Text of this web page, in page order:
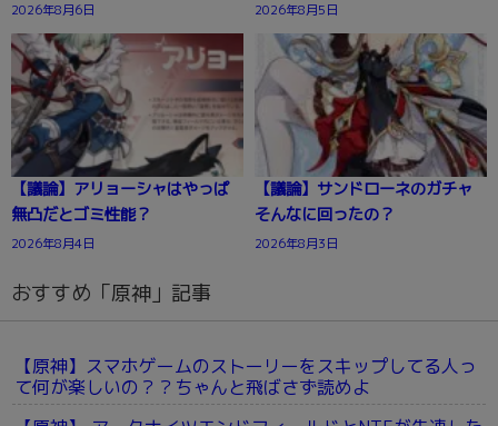
2026年8月6日 2026年8月5日
【議論】アリョーシャはやっぱ
無凸だとゴミ性能？
2026年8月4日
【議論】サンドローネのガチャ
そんなに回ったの？
2026年8月3日
おすすめ「原神」記事
【原神】スマホゲームのストーリーをスキップしてる人っ
て何が楽しいの？？ちゃんと飛ばさず読めよ